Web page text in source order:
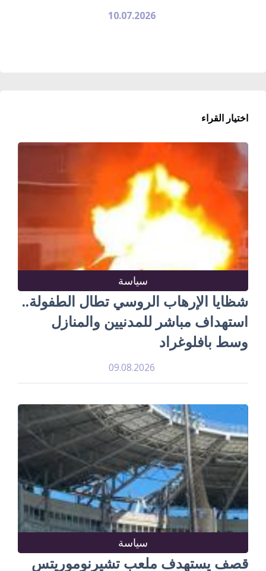
10.07.2026
اختيار القراء
سياسة
شظايا الإرهاب الروسي تطال الطفولة..
استهداف مباشر للمدنيين والمنازل
وسط بافلوغراد
09.08.2026
سياسة
قصف يستهدف ملعب تشيرنوموريتس